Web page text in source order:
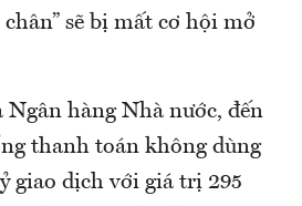
sẽ bị mất cơ hội mở
Ngân hàng Nhà nước, đến
thanh toán không dùng
giao dịch với giá trị 295